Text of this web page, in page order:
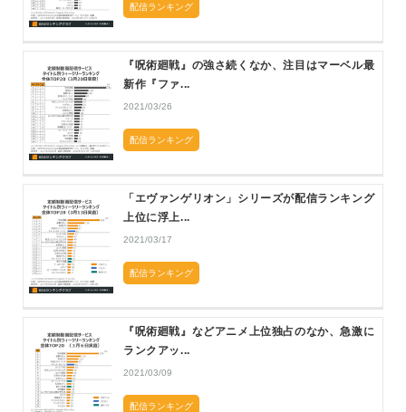
配信ランキング
『呪術廻戦』の強さ続くなか、注目はマーベル最
新作『ファ...
2021/03/26
配信ランキング
「エヴァンゲリオン」シリーズが配信ランキング
上位に浮上...
2021/03/17
配信ランキング
『呪術廻戦』などアニメ上位独占のなか、急激に
ランクアッ...
2021/03/09
配信ランキング